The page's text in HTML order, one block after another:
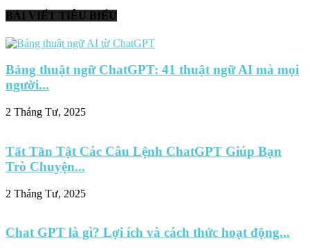
BÀI VIẾT TIÊU BIỂU
Bảng thuật ngữ ChatGPT: 41 thuật ngữ AI mà mọi
người...
2 Tháng Tư, 2025
Tất Tần Tật Các Câu Lệnh ChatGPT Giúp Bạn
Trò Chuyện...
2 Tháng Tư, 2025
Chat GPT là gì? Lợi ích và cách thức hoạt động...